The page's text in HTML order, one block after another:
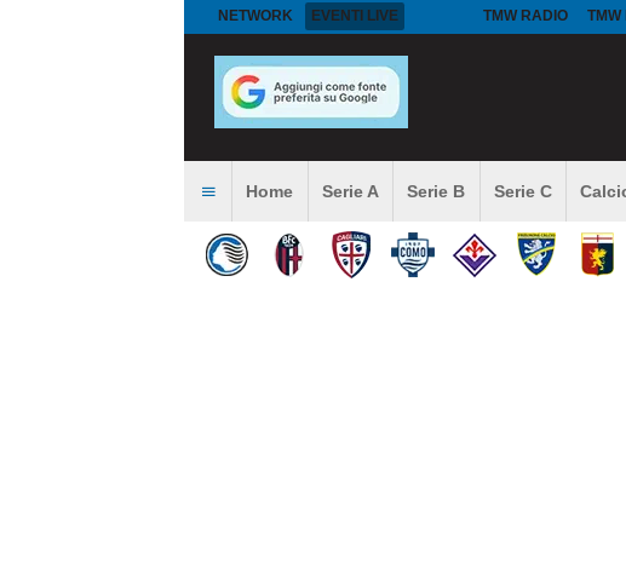
NETWORK EVENTI LIVE TMW RADIO TMW
Home Serie A Serie B Serie C